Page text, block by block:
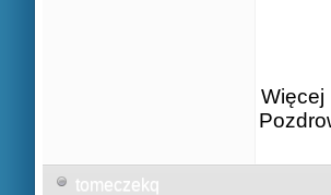
Więcej
tomeczekq